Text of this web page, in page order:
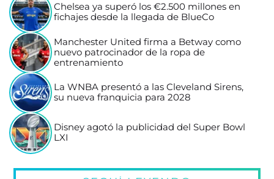
Chelsea ya superó los €2.500 millones en
fichajes desde la llegada de BlueCo
Manchester United firma a Betway como
nuevo patrocinador de la ropa de
entrenamiento
La WNBA presentó a las Cleveland Sirens,
su nueva franquicia para 2028
Disney agotó la publicidad del Super Bowl
LXI